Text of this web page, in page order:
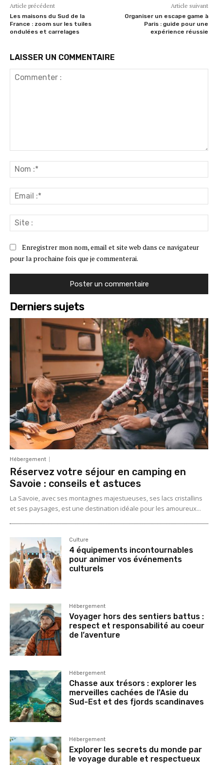
Article précédent
Les maisons du Sud de la
France : zoom sur les tuiles
ondulées et carrelages
Article suivant
Organiser un escape game à
Paris : guide pour une
expérience réussie
LAISSER UN COMMENTAIRE
:*
:*
:
Enregistrer mon nom, email et site web dans ce navigateur
pour la prochaine fois que je commenterai.
Derniers sujets
Hébergement
Réservez votre séjour en camping en
Savoie : conseils et astuces
La Savoie, avec ses montagnes majestueuses, ses lacs cristallins
et ses paysages, est une destination idéale pour les amoureux...
Culture
4 équipements incontournables
pour animer vos événements
culturels
Hébergement
Voyager hors des sentiers battus :
respect et responsabilité au coeur
de l’aventure
Hébergement
Chasse aux trésors : explorer les
merveilles cachées de l’Asie du
Sud-Est et des fjords scandinaves
Hébergement
Explorer les secrets du monde par
le voyage durable et respectueux